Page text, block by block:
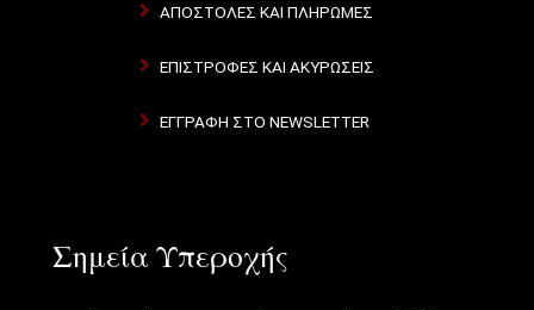
ΑΠΟΣΤΟΛΕΣ ΚΑΙ ΠΛΗΡΩΜΕΣ
ΕΠΙΣΤΡΟΦΕΣ ΚΑΙ ΑΚΥΡΩΣΕΙΣ
ΕΓΓΡΑΦΗ ΣΤΟ NEWSLETTER
Σημεία Υπεροχής